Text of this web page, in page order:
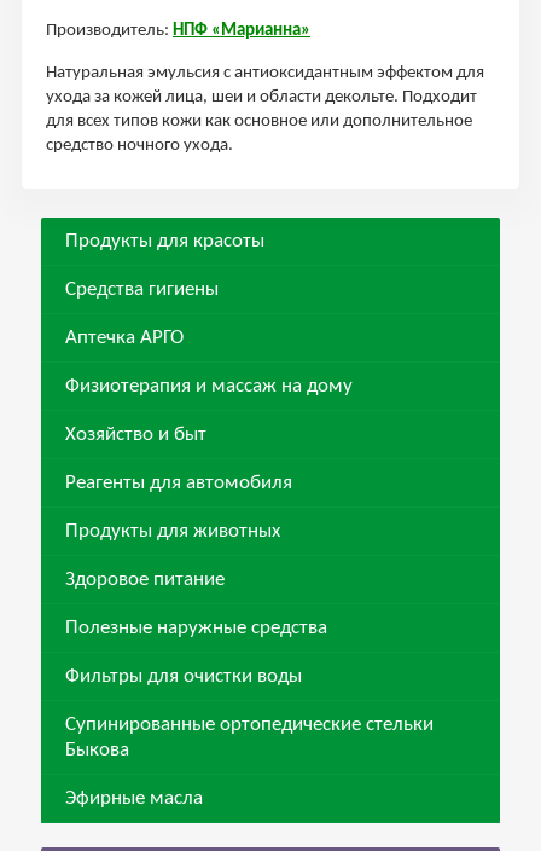
Производитель: НПФ «Марианна»
Натуральная эмульсия с антиоксидантным эффектом для
ухода за кожей лица, шеи и области декольте. Подходит
для всех типов кожи как основное или дополнительное
средство ночного ухода.
Продукты для красоты
Средства гигиены
Аптечка АРГО
Физиотерапия и массаж на дому
Хозяйство и быт
Реагенты для автомобиля
Продукты для животных
Здоровое питание
Полезные наружные средства
Фильтры для очистки воды
Супинированные ортопедические стельки
Быкова
Эфирные масла